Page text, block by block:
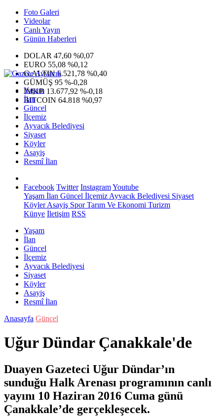
Foto Galeri
Videolar
Canlı Yayın
Günün Haberleri
DOLAR 47,60 %0,07
EURO 55,08 %0,12
G.ALTIN6.521,78 %0,40
GÜMÜŞ 95 %-0,28
IMKB 13.677,92 %-0,18
BITCOIN 64.818 %0,97
Yaşam
İlan
Güncel
İlçemiz
Ayvacık Belediyesi
Siyaset
Köyler
Asayiş
Resmî İlan
Facebook Twitter InstagramYoutube
Yaşam İlan Güncel İlçemiz Ayvacık Belediyesi Siyaset
KöylerAsayiş SporTarım Ve Ekonomi Turizm
Künye İletişim RSS
Yaşam
İlan
Güncel
İlçemiz
Ayvacık Belediyesi
Siyaset
Köyler
Asayiş
Resmî İlan
Anasayfa Güncel
Uğur Dündar Çanakkale'de
Duayen Gazeteci Uğur Dündar’ın
sunduğu Halk Arenası programının canlı
yayını 10 Haziran 2016 Cuma günü
Çanakkale’de gerçekleşecek.